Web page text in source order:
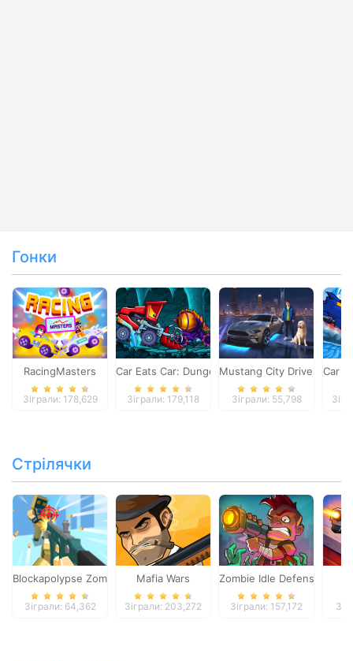
Гонки
RacingMasters
Зіграли: 178,629
Car Eats Car: Dungeon Adventure
Зіграли: 179,118
Mustang City Driver
Зіграли: 55,798
Car
Стрілячки
Blockapolypse Zombie Shooter
Зіграли: 64,362
Mafia Wars
Зіграли: 203,272
Zombie Idle Defense
Зіграли: 157,172